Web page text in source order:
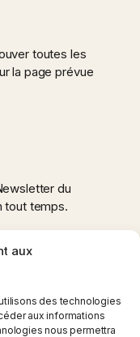
aux
des technologies
aux informations
nous permettra
toutes les
la page prévue
du
tout temps.